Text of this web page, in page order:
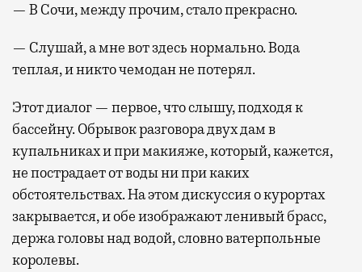
— В Сочи, между прочим, стало прекрасно.
— Слушай, а мне вот здесь нормально. Вода
теплая, и никто чемодан не потерял.
Этот диалог — первое, что слышу, подходя к
бассейну. Обрывок разговора двух дам в
купальниках и при макияже, который, кажется,
не пострадает от воды ни при каких
обстоятельствах. На этом дискуссия о курортах
закрывается, и обе изображают ленивый брасс,
держа головы над водой, словно ватерпольные
королевы.